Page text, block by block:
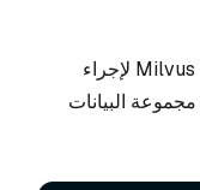
يمكنك الآن استخدام فهرس التشابه Milvus لإجراء
البيانات